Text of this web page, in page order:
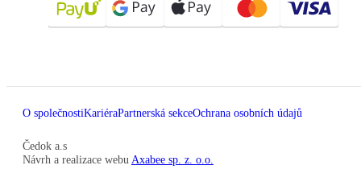
O společnostiKariéraPartnerská sekceOchrana osobních údajů
Čedok a.s
Návrh a realizace webu Axabee sp. z. o.o.